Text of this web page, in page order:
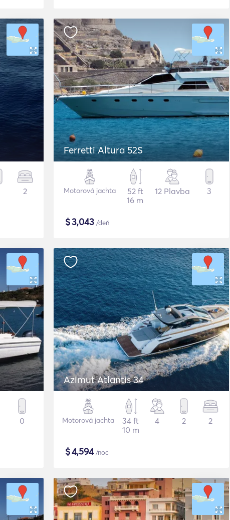
2
Ferretti Altura 52S
Motorová jachta
52 ft
16 m
12 Plavba 3
$3,043 /deň
0
Azimut Atlantis 34
Motorová jachta
34 ft
10 m
4 2 2
$4,594/noc